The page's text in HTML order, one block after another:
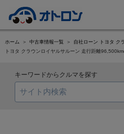
ホーム 中古車情報一覧
自社ローン トヨタ ク
トヨタ クラウンロイヤルサルーン 走行距離
キーワードからクルマを探す